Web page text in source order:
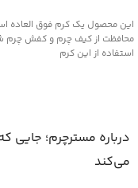
این محصول یک کرم فوق العاده
محافظت از کیف چرم و کفش چرم
استفاده از این کرم
درباره مسترچرم؛ جایی
می‌کند